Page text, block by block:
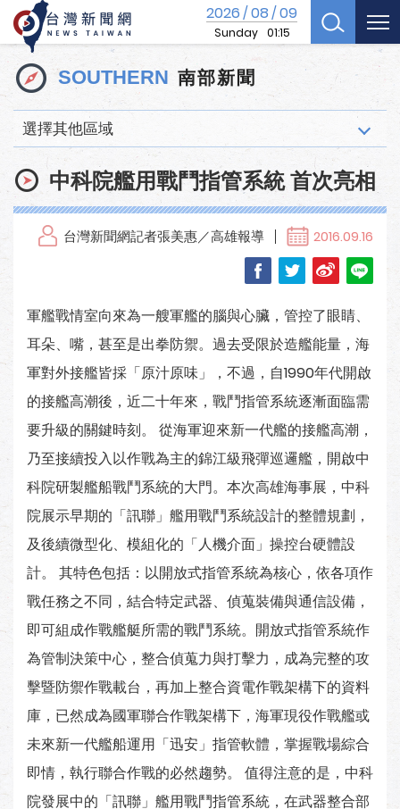
2026/08/09
Sunday 01:15
SOUTHERN 南部新聞
選擇其他區域
中科院艦用戰鬥指管系統 首次亮相
台灣新聞網記者張美惠／高雄報導 2016.09.16
軍艦戰情室向來為一艘軍艦的腦與心臟，管控了眼睛、
耳朵、嘴，甚至是出拳防禦。過去受限於造艦能量，海
軍對外接艦皆採「原汁原味」，不過，自1990年代開啟
的接艦高潮後，近二十年來，戰鬥指管系統逐漸面臨需
要升級的關鍵時刻。 從海軍迎來新一代艦的接艦高潮，
乃至接續投入以作戰為主的錦江級飛彈巡邏艦，開啟中
科院研製艦船戰鬥系統的大門。本次高雄海事展，中科
院展示早期的「訊聯」艦用戰鬥系統設計的整體規劃，
及後續微型化、模組化的「人機介面」操控台硬體設
計。 其特色包括：以開放式指管系統為核心，依各項作
戰任務之不同，結合特定武器、偵蒐裝備與通信設備，
即可組成作戰艦艇所需的戰鬥系統。開放式指管系統作
為管制決策中心，整合偵蒐力與打擊力，成為完整的攻
擊暨防禦作戰載台，再加上整合資電作戰架構下的資料
庫，已然成為國軍聯合作戰架構下，海軍現役作戰艦或
未來新一代艦船運用「迅安」指管軟體，掌握戰場綜合
即情，執行聯合作戰的必然趨勢。 值得注意的是，中科
院發展中的「訊聯」艦用戰鬥指管系統，在武器整合部